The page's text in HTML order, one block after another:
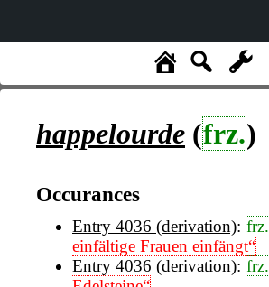
happelourde (frz.)
Occurances
Entry 4036 (derivation): frz.
einfältige Frauen einfängt“
Entry 4036 (derivation): frz.